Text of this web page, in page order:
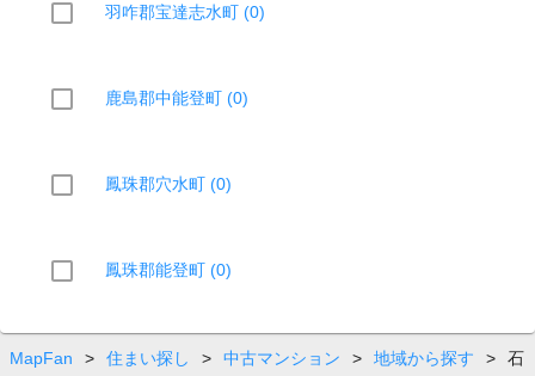
羽咋郡宝達志水町 (0)
鹿島郡中能登町 (0)
鳳珠郡穴水町 (0)
鳳珠郡能登町 (0)
MapFan > 住まい探し > 中古マンション > 地域から探す >
石